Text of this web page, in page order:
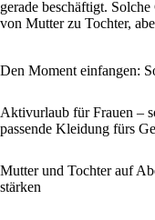
gerade beschäftigt.
von Mutter zu Tochter,
Den Moment einfangen:
Aktivurlaub für Frauen –
passende Kleidung fürs
Mutter und Tochter auf
stärken